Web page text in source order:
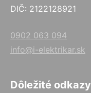
DIČ: 2122128921
0902 063 094
info@i-elektrikar.sk
Dôležité odkazy